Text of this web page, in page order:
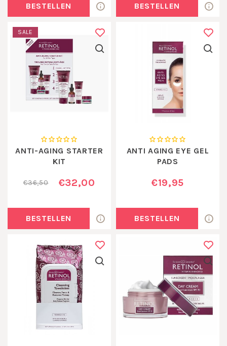
BESTELLEN BESTELLEN
SALE
ANTI-AGING STARTER
KIT
€36,50 €32,00
BESTELLEN
ANTI AGING EYE GEL
PADS
€19,95
BESTELLEN